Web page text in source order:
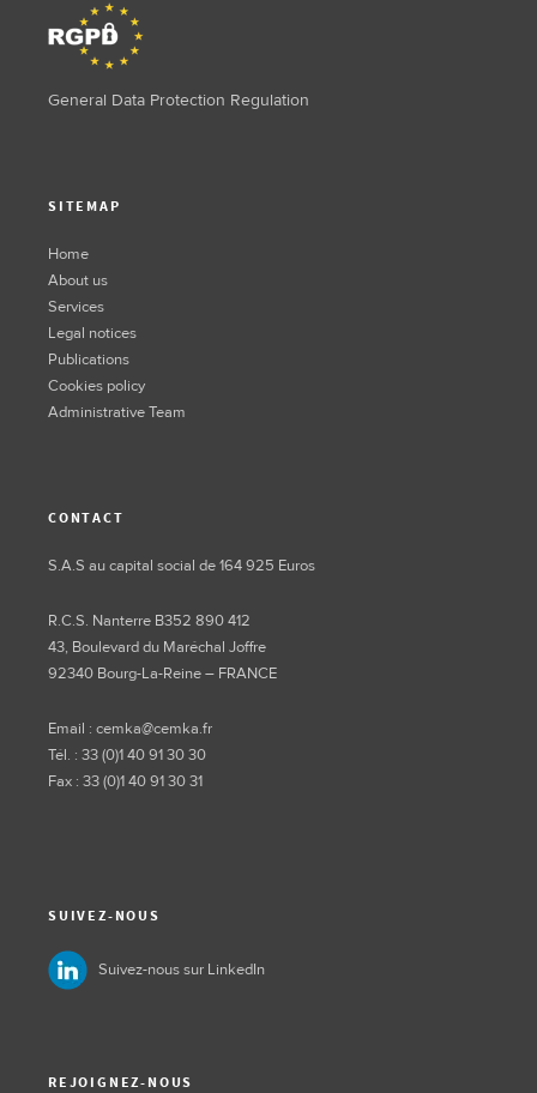
General Data Protection Regulation
SITEMAP
Home
About us
Services
Legal notices
Publications
Cookies policy
Administrative Team
CONTACT
S.A.S au capital social de 164 925 Euros
R.C.S. Nanterre B352 890 412
43, Boulevard du Maréchal Joffre
92340 Bourg-La-Reine – FRANCE
Email : cemka@cemka.fr
Tél. : 33 (0)1 40 91 30 30
Fax : 33 (0)1 40 91 30 31
SUIVEZ-NOUS
Suivez-nous sur LinkedIn
REJOIGNEZ-NOUS